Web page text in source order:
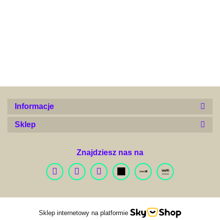
Arquivet Fresh
Informacje
Sklep
Znajdziesz nas na
Sklep internetowy na platformie